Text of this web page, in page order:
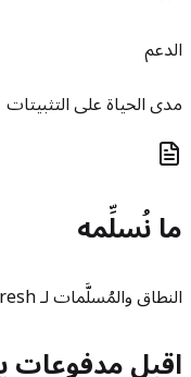
الدعم
مدى الحياة على التثبيتات
ما نُسلِّمه
النطاق والمُسلَّمات لـ GroFresh
اقبل مدفوعات